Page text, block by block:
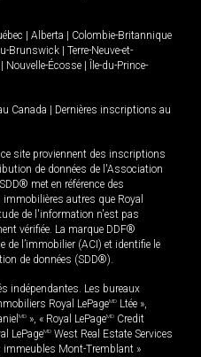
Alberta
Colombie-Britannique
Brunswick
Terre-Neuve-et-
Nouvelle-Écosse
Île-du-Prince-
Canada
Dernières inscriptions au
site proviennent des inscriptions
de données de l'Association
met en référence des
autres que Royal
de l'information n'est pas
vérifiée. La marque DDF®
l’immobilier (ACI) et identifie le
de données (SDD®).
indépendantes. Les bureaux
Royal LePageMD Ltée »,
MD », « Royal LePageMD Credit
LePageMD West Real Estate Services
immeubles Mont-Tremblant »